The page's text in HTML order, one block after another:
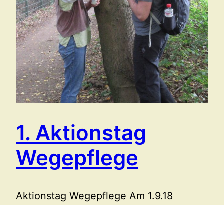
1. Aktionstag
Wegepflege
Aktionstag Wegepflege Am 1.9.18